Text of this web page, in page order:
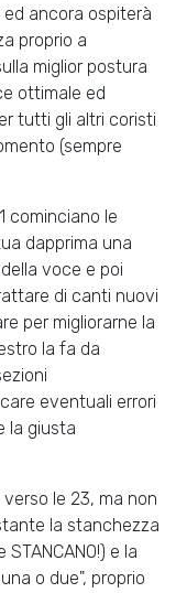
ancora ospiterà
proprio a
miglior postura
ottimale ed
tutti gli altri coristi
(sempre
cominciano le
dapprima una
voce e poi
di canti nuovi
per migliorarne la
la fa da
eventuali errori
la giusta
le 23, ma non
la stanchezza
e la
o due", proprio